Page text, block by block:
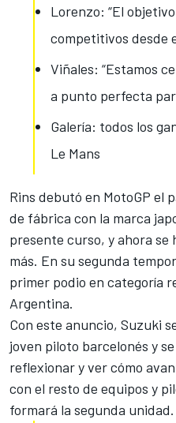
Lorenzo: “El
competitivos desde
Viñales: “Estamos
a punto perfecta
Galería: todos los
Le Mans
Rins debutó en MotoGP el
de fábrica con la marca
presente curso, y ahora se
más. En su segunda
primer podio en categoría
Argentina.
Con este anuncio, Suzuki
joven piloto barcelonés y
reflexionar y ver cómo
con el resto de equipos y
formará la segunda unidad.